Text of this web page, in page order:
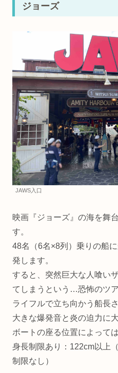
ジョーズ
JAWS入口
映画『ジョーズ』の海を舞
す。
48名（6名×8列）乗りの船
発します。
すると、突然巨大な人喰い
てしまうという…恐怖のツア
ライフルで立ち向かう船長
大きな爆発音と炎の迫力に
ボートの座る位置によって
⾝⻑制限あり：122cm以上
制限なし）